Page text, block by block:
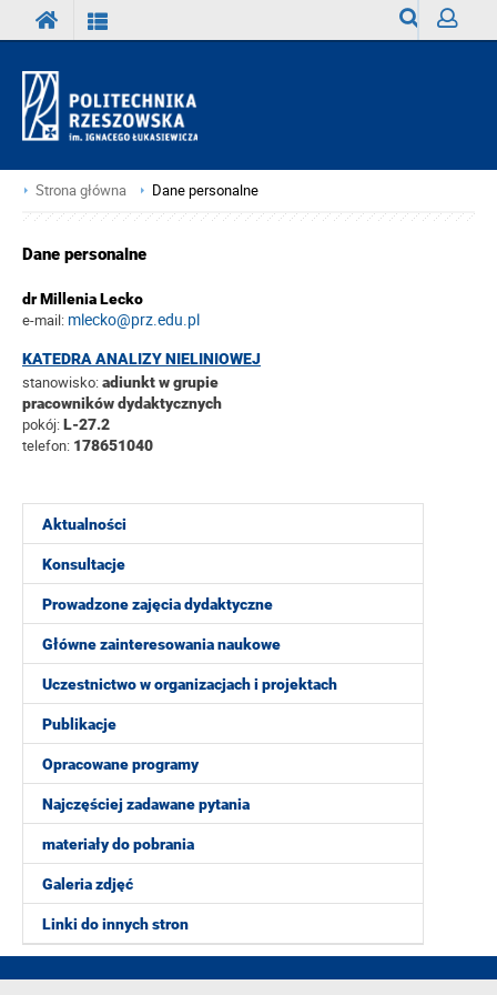
Strona główna Dane personalne
Aktualności
Konsultacje
Prowadzone zajęcia dydaktyczne
Główne zainteresowania naukowe
Uczestnictwo w organizacjach i projektach
Publikacje
Opracowane programy
Najczęściej zadawane pytania
materiały do pobrania
Galeria zdjęć
Linki do innych stron
Dane personalne
dr Millenia Lecko
e-mail: mlecko@prz.edu.pl
KATEDRA ANALIZY NIELINIOWEJ
stanowisko:adiunkt w grupie
pracowników dydaktycznych
pokój:L-27.2
telefon: 178651040